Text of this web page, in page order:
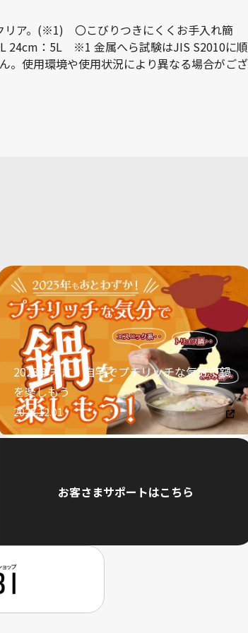
リア。(※1) 〇こびりつきにくくお手入れ簡
24cm：5L ※1 金属へら試験はJIS S2010に順
。使用環境や使用状況により異なる場合がござ
2023年末に！自宅でプチリッチな気分で鍋
を楽しもう
2023.12.01
お客さまサポートはこちら